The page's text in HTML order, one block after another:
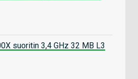
suoritin 3,4 GHz 32 MB L3